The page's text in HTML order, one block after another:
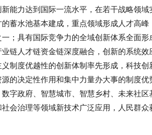
能力达到国际一流水平，在若干战略领域
蓄水池基本建成，重点领域形成人才高峰
；具有国际竞争力的全域创新体系全面形
链人才链资金链深度融合，创新的系统效
制度优越性的创新体制率先形成，科技创
的决定性作用和集中力量办大事的制度优
字政府、智慧城市、智慧乡村、未来社区
会治理等领域新技术广泛应用，人民群众